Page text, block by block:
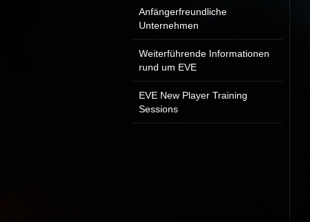
Anfängerfreundliche
Unternehmen
Weiterführende Informationen
rund um EVE
EVE New Player Training
Sessions